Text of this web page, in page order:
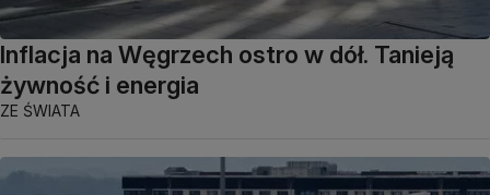
Inflacja na Węgrzech ostro w dół. Tanieją
żywność i energia
ZE ŚWIATA